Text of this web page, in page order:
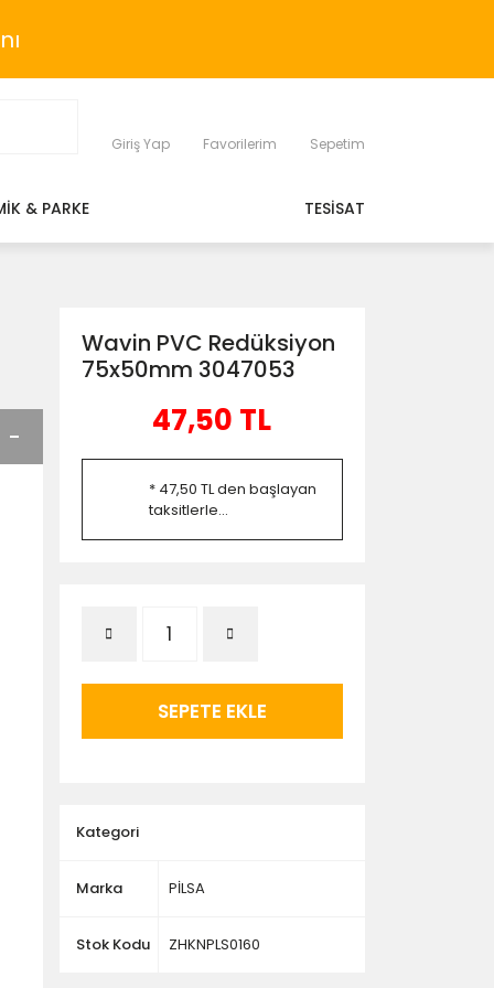
Giriş Yap Favorilerim Sepetim
& PARKE TESİSAT
Wavin PVC Redüksiyon
75x50mm 3047053
47,50 TL
* 47,50 TL den başlayan
taksitlerle...
SEPETE EKLE
Kategori
Marka PİLSA
Stok Kodu ZHKNPLS0160